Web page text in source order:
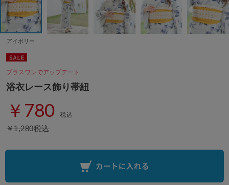
アイボリー
プラスワンでアップデート
浴衣レース飾り帯紐
￥780 税込
￥1,280税込